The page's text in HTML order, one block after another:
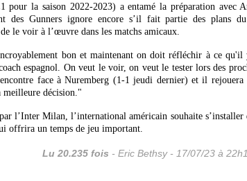
pour la saison 2022-2023) a entamé la préparation avec
des Gunners ignore encore s’il fait partie des plans
le voir à l’œuvre dans les matchs amicaux.
bon et maintenant on doit réfléchir à ce
espagnol. On veut le voir, on veut le tester lors des
face à Nuremberg (1-1 jeudi dernier) et il rejouera
meilleure décision."
l’Inter Milan, l’international américain souhaite s’installer
offrira un temps de jeu important.
Lu 20.235 fois - Eric Bethsy - 17/07/23 à